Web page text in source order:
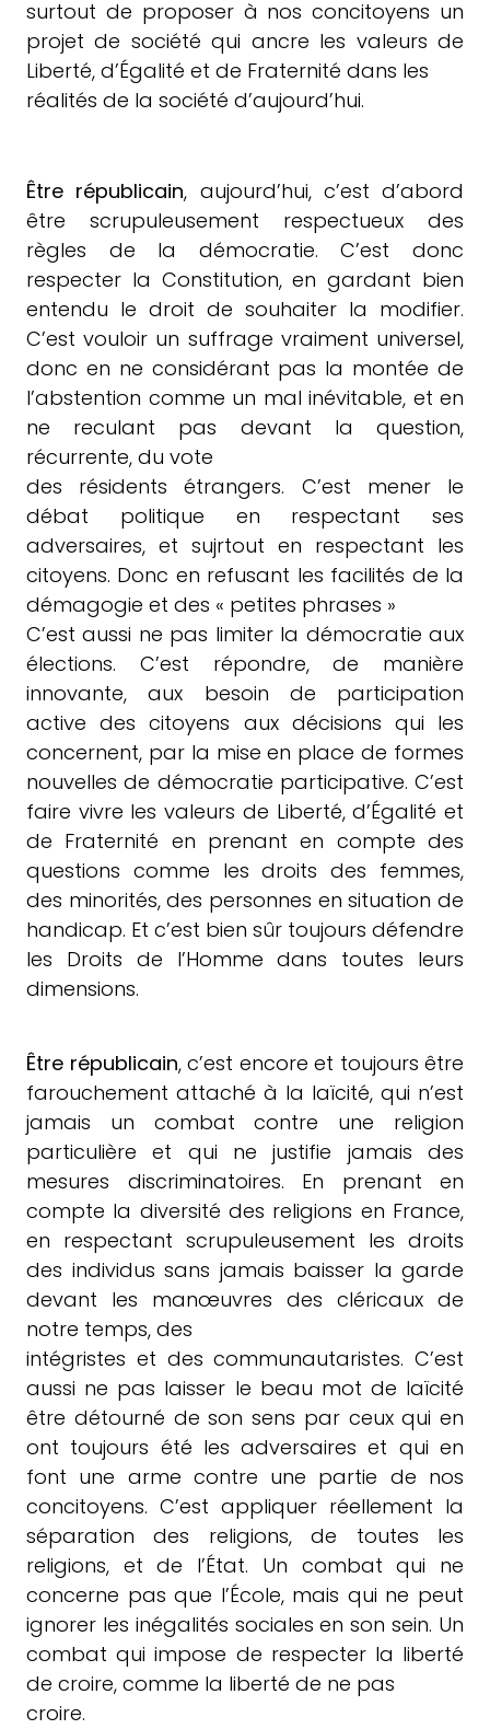
surtout de proposer à nos concitoyens un
projet de société qui ancre les valeurs de
Liberté, d’Égalité et de Fraternité dans les
réalités de la société d’aujourd’hui.
Être républicain, aujourd’hui, c’est d’abord
être scrupuleusement respectueux des
règles de la démocratie. C’est donc
respecter la Constitution, en gardant bien
entendu le droit de souhaiter la modifier.
C’est vouloir un suffrage vraiment universel,
donc en ne considérant pas la montée de
l’abstention comme un mal inévitable, et en
ne reculant pas devant la question,
récurrente, du vote
des résidents étrangers. C’est mener le
débat politique en respectant ses
adversaires, et sujrtout en respectant les
citoyens. Donc en refusant les facilités de la
démagogie et des « petites phrases »
C’est aussi ne pas limiter la démocratie aux
élections. C’est répondre, de manière
innovante, aux besoin de participation
active des citoyens aux décisions qui les
concernent, par la mise en place de formes
nouvelles de démocratie participative. C’est
faire vivre les valeurs de Liberté, d’Égalité et
de Fraternité en prenant en compte des
questions comme les droits des femmes,
des minorités, des personnes en situation de
handicap. Et c’est bien sûr toujours défendre
les Droits de l’Homme dans toutes leurs
dimensions.
Être républicain, c’est encore et toujours être
farouchement attaché à la laïcité, qui n’est
jamais un combat contre une religion
particulière et qui ne justifie jamais des
mesures discriminatoires. En prenant en
compte la diversité des religions en France,
en respectant scrupuleusement les droits
des individus sans jamais baisser la garde
devant les manœuvres des cléricaux de
notre temps, des
intégristes et des communautaristes. C’est
aussi ne pas laisser le beau mot de laïcité
être détourné de son sens par ceux qui en
ont toujours été les adversaires et qui en
font une arme contre une partie de nos
concitoyens. C’est appliquer réellement la
séparation des religions, de toutes les
religions, et de l’État. Un combat qui ne
concerne pas que l’École, mais qui ne peut
ignorer les inégalités sociales en son sein. Un
combat qui impose de respecter la liberté
de croire, comme la liberté de ne pas
croire.